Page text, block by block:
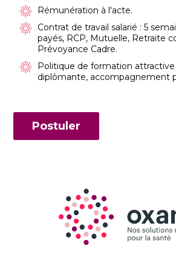
Rémunération à l'acte.
Contrat de travail salarié : 5
payés, RCP, Mutuelle, Retraite
Prévoyance Cadre.
Politique de formation
diplômante, accompagnement
Postuler